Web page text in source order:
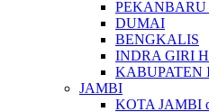
PEKANBARU
DUMAI
BENGKALIS
INDRA GIRI
KABUPATEN
JAMBI
KOTA JAMBI